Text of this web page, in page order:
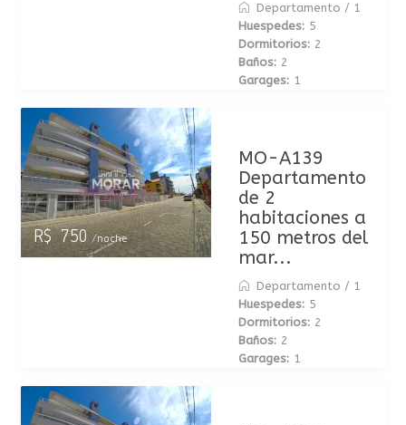
Departamento / 1
Huespedes: 5
Dormitorios: 2
Baños: 2
Garages: 1
R$ 750/noche
MO-A139
Departamento
de 2
habitaciones a
150 metros del
mar...
Departamento / 1
Huespedes: 5
Dormitorios: 2
Baños: 2
Garages: 1